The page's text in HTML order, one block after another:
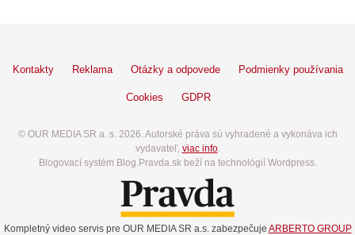
Kontakty Reklama Otázky a odpovede Podmienky používania
Cookies GDPR
© OUR MEDIA SR a. s. 2026. Autorské práva sú vyhradené a vykonáva ich
vydavateľ, viac info.
Blogovací systém Blog.Pravda.sk beží na technológií Wordpress.
Kompletný video servis pre OUR MEDIA SR a.s. zabezpečuje ARBERTO GROUP